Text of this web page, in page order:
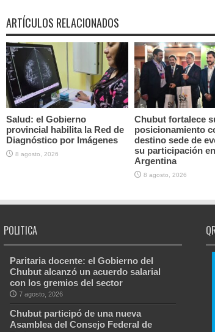
ARTÍCULOS RELACIONADOS
Salud: el Gobierno
provincial habilita la Red de
Diagnóstico por Imágenes
8 agosto, 2026
Chubut fortalece
posicionamiento
destino sede de
su participación
Argentina
8 agosto, 2026
POLITICA
Paritaria docente: el Gobierno del
Chubut alcanzó un acuerdo salarial
con los gremios del sector
7 agosto, 2026
Chubut participó de una nueva
Asamblea del Consejo Federal de